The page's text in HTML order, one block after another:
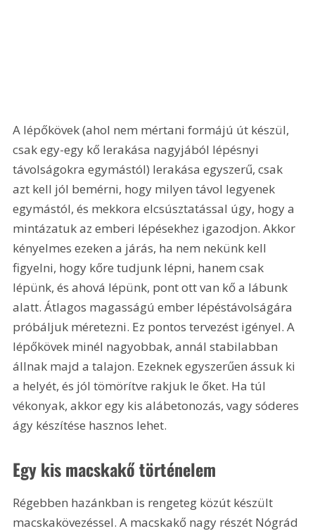
A lépőkövek (ahol nem mértani formájú út készül,
csak egy-egy kő lerakása nagyjából lépésnyi
távolságokra egymástól) lerakása egyszerű, csak
azt kell jól bemérni, hogy milyen távol legyenek
egymástól, és mekkora elcsúsztatással úgy, hogy a
mintázatuk az emberi lépésekhez igazodjon. Akkor
kényelmes ezeken a járás, ha nem nekünk kell
figyelni, hogy kőre tudjunk lépni, hanem csak
lépünk, és ahová lépünk, pont ott van kő a lábunk
alatt. Átlagos magasságú ember lépéstávolságára
próbáljuk méretezni. Ez pontos tervezést igényel. A
lépőkövek minél nagyobbak, annál stabilabban
állnak majd a talajon. Ezeknek egyszerűen ássuk ki
a helyét, és jól tömörítve rakjuk le őket. Ha túl
vékonyak, akkor egy kis alábetonozás, vagy sóderes
ágy készítése hasznos lehet.
Egy kis macskakő történelem
Régebben hazánkban is rengeteg közút készült
macskakövezéssel. A macskakő nagy részét Nógrád